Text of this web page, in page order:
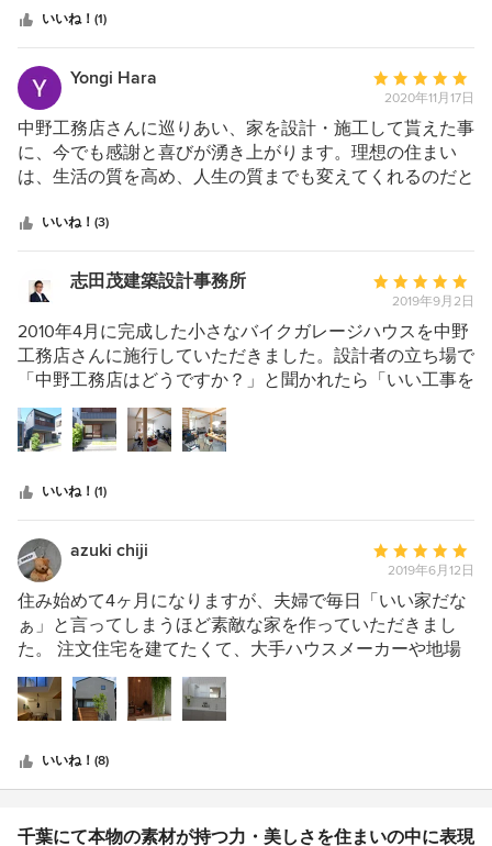
来ました。 細部までこだわって決めることは大変でした
きたと実感しています。 さらに、間取りの設計からデザ
イン、インテリア、外構、植栽に至るまで一人の建築士さ
んが担当されるため、家全体のバランスや資金面を考慮し
て頂けることもおすすめポイントです。 引渡し後も、継
続的なフォローを親身かつ丁寧にして頂き、頼もしくもあ
り非常に感謝しております。 まさにプロの仕事をしてい
ること、間違いなしです！
中
星
5
な家から合理性を徹底追求した家まで、どのようなコンセ
プトでも破綻せずに快適な家として成立させることができ
る素晴らしい工務店です。
いいね！(1)
Yongi Hara
平
均
評
価：
5
中
星
5
2020年11月17日
中野工務店さんに巡りあい、家を設計・施工して貰えた事
に、今でも感謝と喜びが湧き上がります。理想の住まい
は、生活の質を高め、人生の質までも変えてくれるのだと
（ヴォーンゲマインシャフト）、居住共同住宅のような家
で、数人で一つの物件を共有するシェアーハウスの事で
す。各個室はプライバシーや生活スタイルを尊重し、共有
スペース（居間・キッチン・バスルーム・但しトイレは各
自専用）は適度なコミュニケーションが持てるよう、特に
居間は、居心地の良いくつろいだ気分になる空間を理想に
描いていました。建物の設備や維持、公共料金など経済的
に無駄がないのが魅力でした。この理想の家を造ってくだ
さる工務店を見つける事が一番重要でした。工務店選びの
基準を４つに絞り、１）建築家が利用 ２）無垢の木や自
貢献している。1年かけて、やっと全てを満たす、中野工
務店さんと出会え、依頼できました。季節や時間で光や
風、雨などの自然条件に合うように、耐久性・断熱・遮
音・気密性・日照・換気など、構造や設備の面でも、また
室内の間取りも、個室は各玄関で自由に出入りができ、自
分のオリジナルな居住空間になっていて、共有スペースは
天井高く、木製デッキで横にさらに広がりがある開放的な
間取でした。例えば、難点の崖地でも、屋内外の視線や眺
めを考慮して、窓の広さや配置を決めることで、カーテン
不要で庭が楽しめたり、照明器具は、部屋の雰囲気を高め
私達が大満足できる美しい、快適な理想の家を与えてくだ
しています。
いいね！(3)
志田茂建築設計事務所
平
評
価：
5
2019年9月2日
2010年4月に完成した小さなバイクガレージハウスを中野
工務店さんに施行していただきました。設計者の立ち場で
「中野工務店はどうですか？」と聞かれたら「いい工事を
してくれます。安心して任せられますよ」と答えます。
・ 私のお願いした家は50ｍ2（15坪）の小さな家でした。
面積が小さいので当然工事費も大きくはないのですが、真
督に頼み事をしていたくらい、信頼されていました。その
関係だけみても、”工事をお願いして安心”な理由になりま
す。 ・ また、見積依頼のはじめに「会社の最低限必要な
利益があります」という話をされたのですが、お金の事を
あやふやにせず話しをされところも、施主とともに「お願
いしよう」と決めた理由のひとつです。 ・ 自社で設計を
されますが、どの家も奇をてらわずに土地の条件と建て主
ので、そうゆう設計と施工をする会社であるからこそ、設
計事務所として中野工務店さんに依頼できます。
いいね！(1)
azuki chiji
平
均
評
価：
5
2019年6月12日
住み始めて4ヶ月になりますが、夫婦で毎日「いい家だな
ぁ」と言ってしまうほど素敵な家を作っていただきまし
た。 注文住宅を建てたくて、大手ハウスメーカーや地場
の工務店などたくさん見学したり、インターネットで下調
べをして、実際に中野工務店さんが設計・施工された家の
見学会に参加した際に、どの家も「細部まで手を抜かない
願いすることにしました。他の工務店さんやハウスメーカ
ーさんと違って変な営業をかけて来られなかったり自社の
いいね！(8)
千葉にて本物の素材が持つ力・美しさを住まいの中に表現